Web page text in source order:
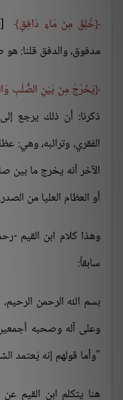
خُلِقَ مِنْ مَاءٍ دَافِقٍ
مدفوق، والدفق قلنا: هو
يَخْرُجُ مِنْ بَيْنِ الصُّلْبِ
ذكرنا: أن ذلك يرجع
الفقري، وترائبه، وهي:
الآخر أنه يخرج ما بين
أو العظام العليا من الصدر.
وهذا كلام ابن القيم -
سابقاً:
بسم الله الرحمن
وعلى آله وصحبه
"وأما قولهم إنه يَعتمد
هنا يتكلم ابن القيم